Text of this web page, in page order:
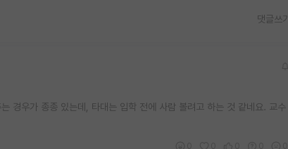
댓글쓰기
경우가 종종 있는데, 타대는 입학 전에 사람 볼려고 하는 것 같네요. 교수